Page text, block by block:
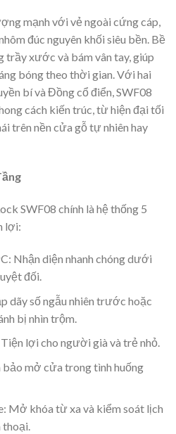
mạnh với vẻ ngoài cứng cáp,
đúc nguyên khối siêu bền. Bề
xước và bám vân tay, giúp
bóng theo thời gian. Với hai
bí và Đồng cổ điển, SWF08
cách kiến trúc, từ hiện đại tối
trên nền cửa gỗ tự nhiên hay
SWF08 chính là hệ thống 5
lợi:
Nhận diện nhanh chóng dưới
đối.
dãy số ngẫu nhiên trước hoặc
bị nhìn trộm.
lợi cho người già và trẻ nhỏ.
mở cửa trong tình huống
Mở khóa từ xa và kiểm soát lịch
thoại.